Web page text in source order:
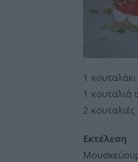
1
1 κουταλιά
2
Εκτέλεση